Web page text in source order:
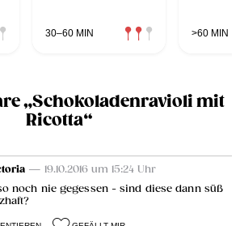
30–60 MIN >60 MIN
„Schokoladenravioli mit
Ricotta“
— 19.10.2016 um 15:24 Uhr
noch nie gegessen - sind diese dann süß